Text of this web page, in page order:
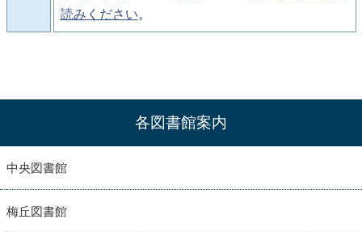
読みください。
各図書館案内
中央図書館
梅丘図書館